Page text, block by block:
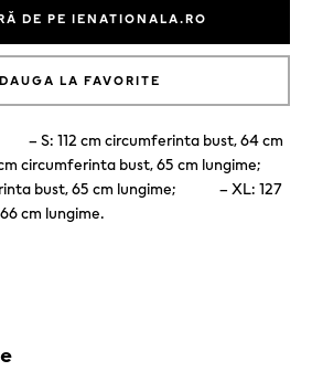
DE PE IENATIONALA.RO
LA FAVORITE
112 cm circumferinta bust, 64 cm
circumferinta bust, 65 cm lungime;
bust, 65 cm lungime; – XL: 127
cm lungime.